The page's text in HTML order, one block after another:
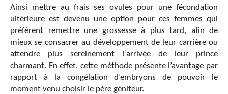
Ainsi mettre au frais ses ovules pour une fécondation
ultérieure est devenu une option pour ces femmes qui
préfèrent remettre une grossesse à plus tard, afin de
mieux se consacrer au développement de leur carrière ou
attendre plus sereinement l’arrivée de leur prince
charmant. En effet, cette méthode présente l’avantage par
rapport à la congélation d’embryons de pouvoir le
moment venu choisir le père géniteur.